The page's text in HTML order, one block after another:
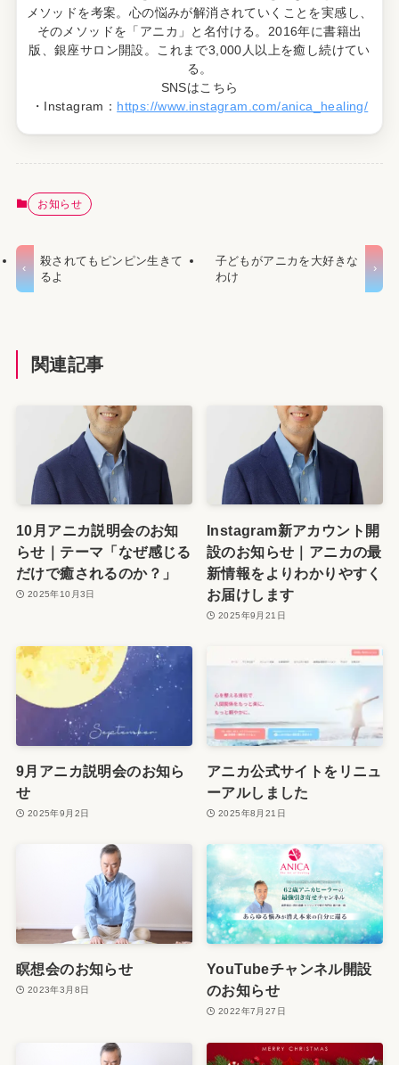
メソッドを考案。心の悩みが解消されていくことを実感し、
そのメソッドを「アニカ」と名付ける。2016年に書籍出
版、銀座サロン開設。これまで3,000人以上を癒し続けてい
る。
SNSはこちら
・Instagram： https://www.instagram.com/anica_healing/
お知らせ
殺されてもピンピン生きて
るよ
子どもがアニカを大好きな
わけ
関連記事
10月アニカ説明会のお知
らせ｜テーマ「なぜ感じる
だけで癒されるのか？」
2025年10月3日
Instagram新アカウント開
設のお知らせ｜アニカの最
新情報をよりわかりやすく
お届けします
2025年9月21日
9月アニカ説明会のお知ら
せ
2025年9月2日
アニカ公式サイトをリニュ
ーアルしました
2025年8月21日
瞑想会のお知らせ
2023年3月8日
YouTubeチャンネル開設
のお知らせ
2022年7月27日